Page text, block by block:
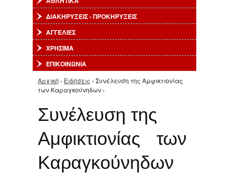
ΔΙΑΚΗΡΥΞΕΙΣ - ΠΡΟΚΗΡΥΞΕΙΣ
ΑΓΓΕΛΙΕΣ
ΧΡΗΣΙΜΑ
ΕΠΙΚΟΙΝΩΝΙΑ
Είστε εδώ
Αρχική › Ειδήσεις › Συνέλευση της Αμφικτιονίας
των Καραγκούνηδων ›
Συνέλευση της
Αμφικτιονίας των
Καραγκούνηδων